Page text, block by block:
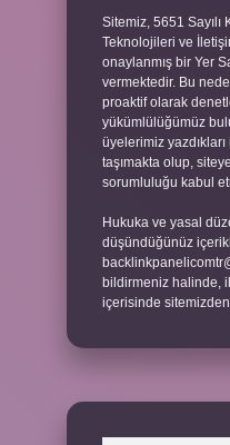
Sitemiz, 5651
Teknolojileri ve
onaylanmış bir Yer
vermektedir. Bu
proaktif olarak
yükümlülüğümüz
üyelerimiz
taşımakta olup,
sorumluluğu kabul
Hukuka ve yasal
düşündüğünüz
bildirmeniz halinde,
içerisinde sitemizden